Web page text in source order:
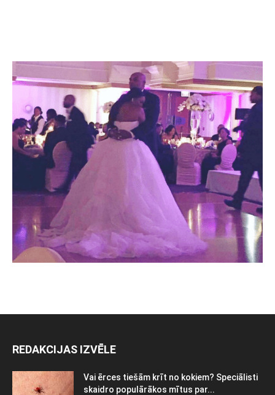
REDAKCIJAS IZVĒLE
Vai ērces tiešām krīt no kokiem? Speciālisti
skaidro populārākos mītus par...